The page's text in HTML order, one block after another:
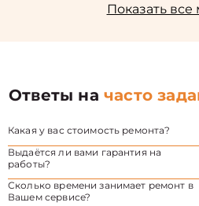
Показать
Ответы начасто
Какая у вас стоимость ремонта?
Выдаётся ли вами гарантия на
работы?
Сколько времени занимает ремонт в
Вашем сервисе?